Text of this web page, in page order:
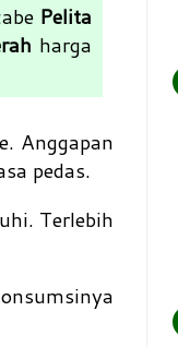
Pelita
harga
Anggapan
pedas.
Terlebih